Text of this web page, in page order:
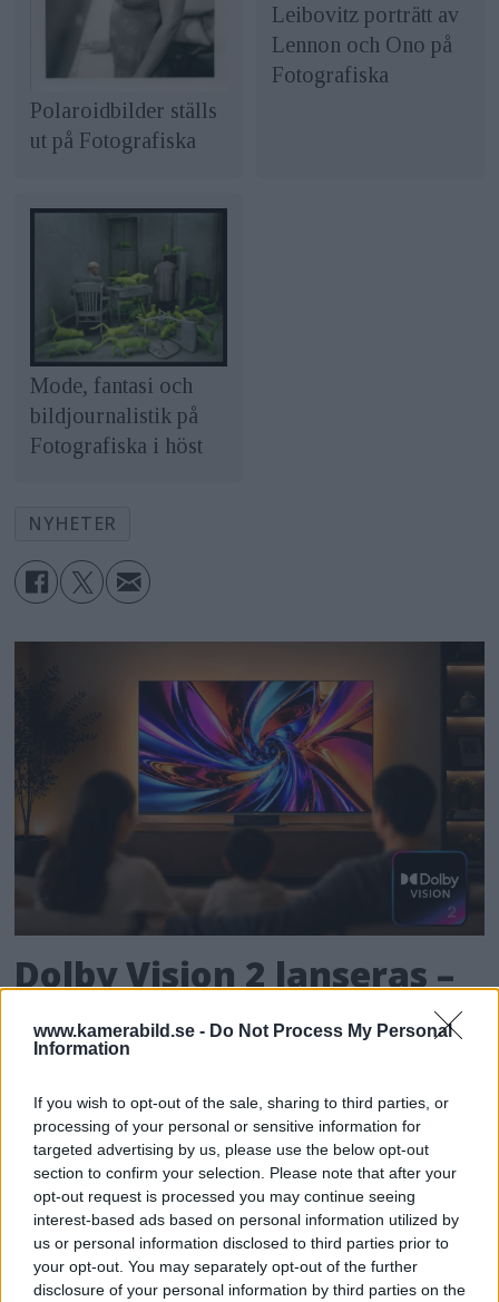
www.kamerabild.se - Do Not Process My Personal
Information
If you wish to opt-out of the sale, sharing to third parties, or
processing of your personal or sensitive information for
targeted advertising by us, please use the below opt-out
section to confirm your selection. Please note that after your
opt-out request is processed you may continue seeing
interest-based ads based on personal information utilized by
us or personal information disclosed to third parties prior to
your opt-out. You may separately opt-out of the further
disclosure of your personal information by third parties on the
Polaroidbilder ställs
ut på Fotografiska
Leibovitz porträtt av
Lennon och Ono på
Fotografiska
Mode, fantasi och
bildjournalistik på
Fotografiska i höst
NYHETER
Dolby Vision 2 lanseras –
nästa generation HDR ger
bättre bild
För de som älskar både film och dynamiskt
omfång släpps nu Dolby Vision 2, en ny
bildmotor som analyserar bilden och scenen
och förbättrar den för tittaren.